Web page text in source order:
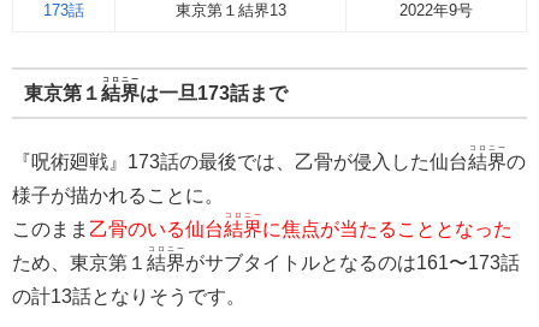
173話 東京第１結界13 2022年9号
東京第１結界
コロニー
は一旦173話まで
『呪術廻戦』173話の最後では、乙骨が侵入した仙台結界
コロニー
の
様子が描かれることに。
このまま 乙骨のいる仙台結界
コロニー
に焦点が当たることとなった
ため、東京第１ 結界
コロニー
がサブタイトルとなるのは161〜173話
の計13話となりそうです。